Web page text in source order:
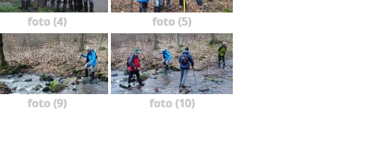
foto (4) foto (5)
foto (9) foto (10)